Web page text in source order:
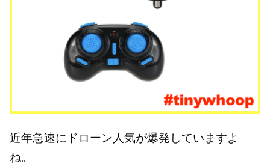
近年急速にドローン人気が爆発していますよ
ね。